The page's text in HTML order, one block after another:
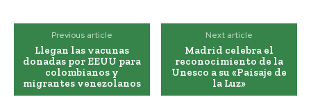
Previous article
Llegan las vacunas
donadas por EEUU para
colombianos y
migrantes venezolanos
Next article
Madrid celebra el
reconocimiento de la
Unesco a su «Paisaje de
la Luz»